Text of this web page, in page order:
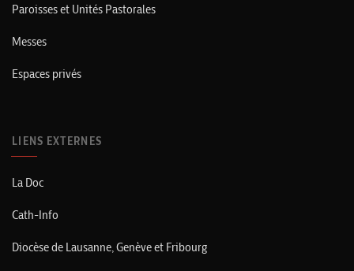
Paroisses et Unités Pastorales
Messes
Espaces privés
LIENS EXTERNES
La Doc
Cath-Info
Diocèse de Lausanne, Genève et Fribourg